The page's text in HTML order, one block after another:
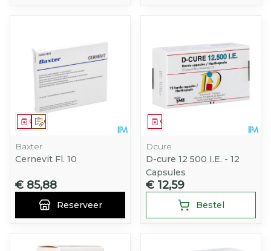
Op voorschrift
Geneesmiddel
Baxter
Cernevit Fl. 10
€ 85,88
Reserveer
Geneesmiddel
Dcure
D-cure 12 500 I.E. - 12
Capsules
€ 12,59
Bestel